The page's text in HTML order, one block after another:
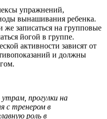
упражнений,
вынашивания ребенка.
записаться на групповые
йогой в группе.
активности зависят от
и должны
прогулки на
с тренером в
роль в